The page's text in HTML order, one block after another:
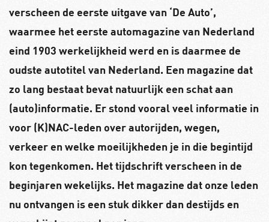
verscheen de eerste uitgave van ‘De Auto’,
waarmee het eerste automagazine van Nederland
eind 1903 werkelijkheid werd en is daarmee de
oudste autotitel van Nederland. Een magazine dat
zo lang bestaat bevat natuurlijk een schat aan
(auto)informatie. Er stond vooral veel informatie in
voor (K)NAC-leden over autorijden, wegen,
verkeer en welke moeilijkheden je in die begintijd
kon tegenkomen. Het tijdschrift verscheen in de
beginjaren wekelijks. Het magazine dat onze leden
nu ontvangen is een stuk dikker dan destijds en